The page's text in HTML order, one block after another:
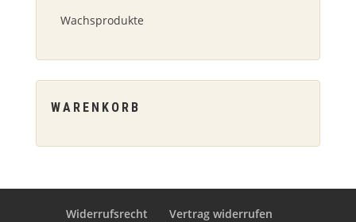
Wachsprodukte
WARENKORB
Widerrufsrecht Vertrag widerrufen